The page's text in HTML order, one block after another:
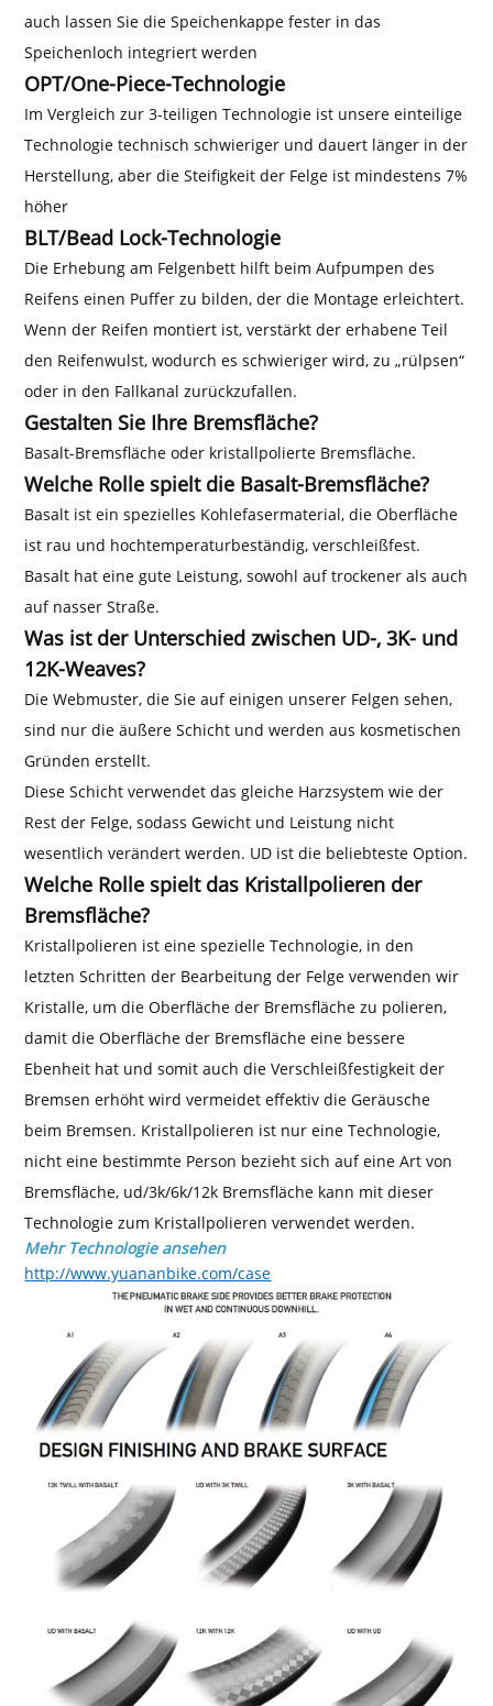
auch lassen Sie die Speichenkappe fester in das
Speichenloch integriert werden
OPT/One-Piece-Technologie
Im Vergleich zur 3-teiligen Technologie ist unsere einteilige
Technologie technisch schwieriger und dauert länger in der
Herstellung, aber die Steifigkeit der Felge ist mindestens 7%
höher
BLT/Bead Lock-Technologie
Die Erhebung am Felgenbett hilft beim Aufpumpen des
Reifens einen Puffer zu bilden, der die Montage erleichtert.
Wenn der Reifen montiert ist, verstärkt der erhabene Teil
den Reifenwulst, wodurch es schwieriger wird, zu „rülpsen“
oder in den Fallkanal zurückzufallen.
Gestalten Sie Ihre Bremsfläche?
Basalt-Bremsfläche oder kristallpolierte Bremsfläche.
Welche Rolle spielt die Basalt-Bremsfläche?
Basalt ist ein spezielles Kohlefasermaterial, die Oberfläche
ist rau und hochtemperaturbeständig, verschleißfest.
Basalt hat eine gute Leistung, sowohl auf trockener als auch
auf nasser Straße.
Was ist der Unterschied zwischen UD-, 3K- und
12K-Weaves?
Die Webmuster, die Sie auf einigen unserer Felgen sehen,
sind nur die äußere Schicht und werden aus kosmetischen
Gründen erstellt.
Diese Schicht verwendet das gleiche Harzsystem wie der
Rest der Felge, sodass Gewicht und Leistung nicht
wesentlich verändert werden. UD ist die beliebteste Option.
Welche Rolle spielt das Kristallpolieren der
Bremsfläche?
Kristallpolieren ist eine spezielle Technologie, in den
letzten Schritten der Bearbeitung der Felge verwenden wir
Kristalle, um die Oberfläche der Bremsfläche zu polieren,
damit die Oberfläche der Bremsfläche eine bessere
Ebenheit hat und somit auch die Verschleißfestigkeit der
Bremsen erhöht wird vermeidet effektiv die Geräusche
beim Bremsen. Kristallpolieren ist nur eine Technologie,
nicht eine bestimmte Person bezieht sich auf eine Art von
Bremsfläche, ud/3k/6k/12k Bremsfläche kann mit dieser
Technologie zum Kristallpolieren verwendet werden.
Mehr Technologie ansehen
http://www.yuananbike.com/case